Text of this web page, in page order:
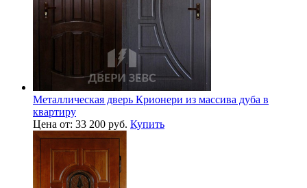
Металлическая дверь Крионери из массива дуба в
квартиру
Цена от: 33 200 руб. Купить